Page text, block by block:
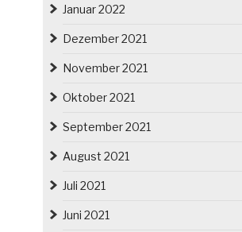
Januar 2022
Dezember 2021
November 2021
Oktober 2021
September 2021
August 2021
Juli 2021
Juni 2021